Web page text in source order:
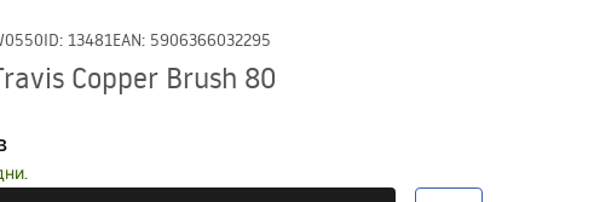
ID: 13481EAN: 5906366032295
Copper Brush 80